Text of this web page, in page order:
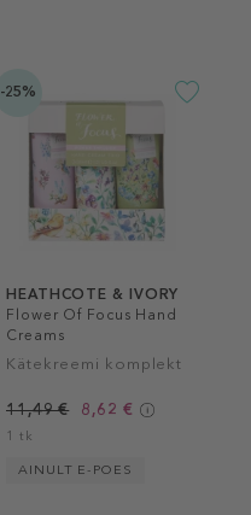
-25%
HEATHCOTE & IVORY
Flower Of Focus Hand
Creams
Kätekreemi komplekt
11,49 € 8,62 €
1 tk
AINULT E-POES